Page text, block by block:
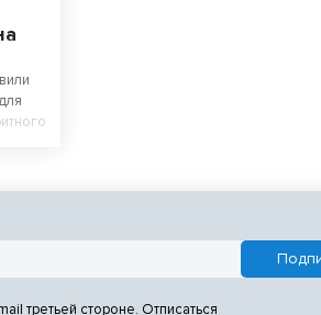
третьей стороне. Отписаться